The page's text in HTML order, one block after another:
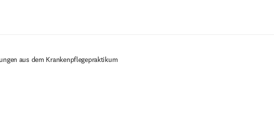
aus dem Krankenpflegepraktikum